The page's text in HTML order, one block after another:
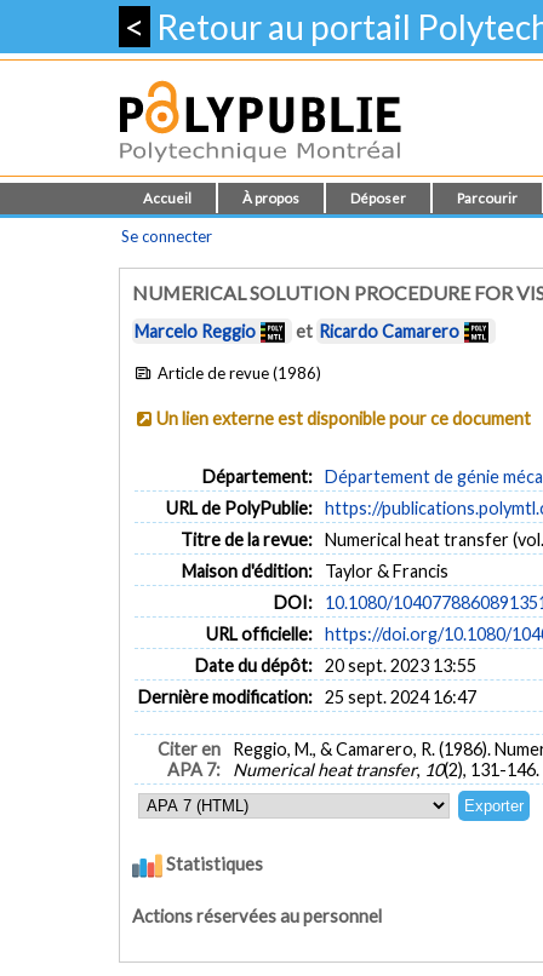
< Retour au portail
Accueil À propos Déposer Parcourir
Se connecter
NUMERICAL SOLUTION PROCEDURE FOR
Marcelo Reggio et Ricardo Camarero
Article de revue (1986)
Un lien externe est disponible pour ce document
Département: Département de génie
URL de PolyPublie: https://
Titre de la revue: Numerical heat transfer
Maison d'édition:
Taylor & Francis
DOI:
10.1080/
URL officielle: https://doi.org/10.1080/
Date du dépôt: 20 sept. 2023 13:55
Dernière modification: 25 sept. 2024 16:47
Citer en
APA 7:
Reggio, M., & Camarero, R. (1986).
Numerical heat transfer, 10(2), 131-146.
Statistiques
Actions réservées au personnel